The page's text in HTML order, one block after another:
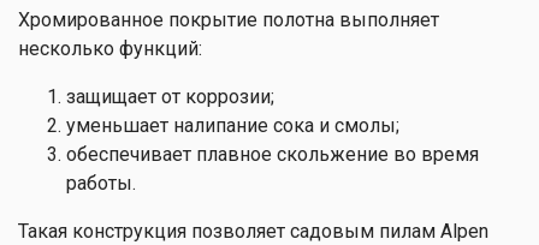
Хромированное покрытие полотна выполняет
несколько функций:
защищает от коррозии;
уменьшает налипание сока и смолы;
обеспечивает плавное скольжение во время
работы.
Такая конструкция позволяет садовым пилам Alpen